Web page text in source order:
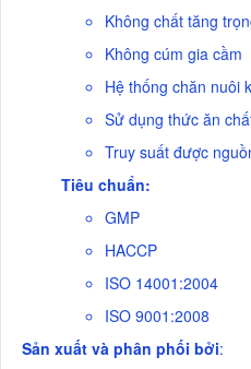
Không chất tăng
Không cúm gia cầm
Hệ thống chăn nuôi
Sử dụng thức ăn
Truy suất được
Tiêu chuẩn:
GMP
HACCP
ISO 14001:2004
ISO 9001:2008
Sản xuất và phân phối bởi: